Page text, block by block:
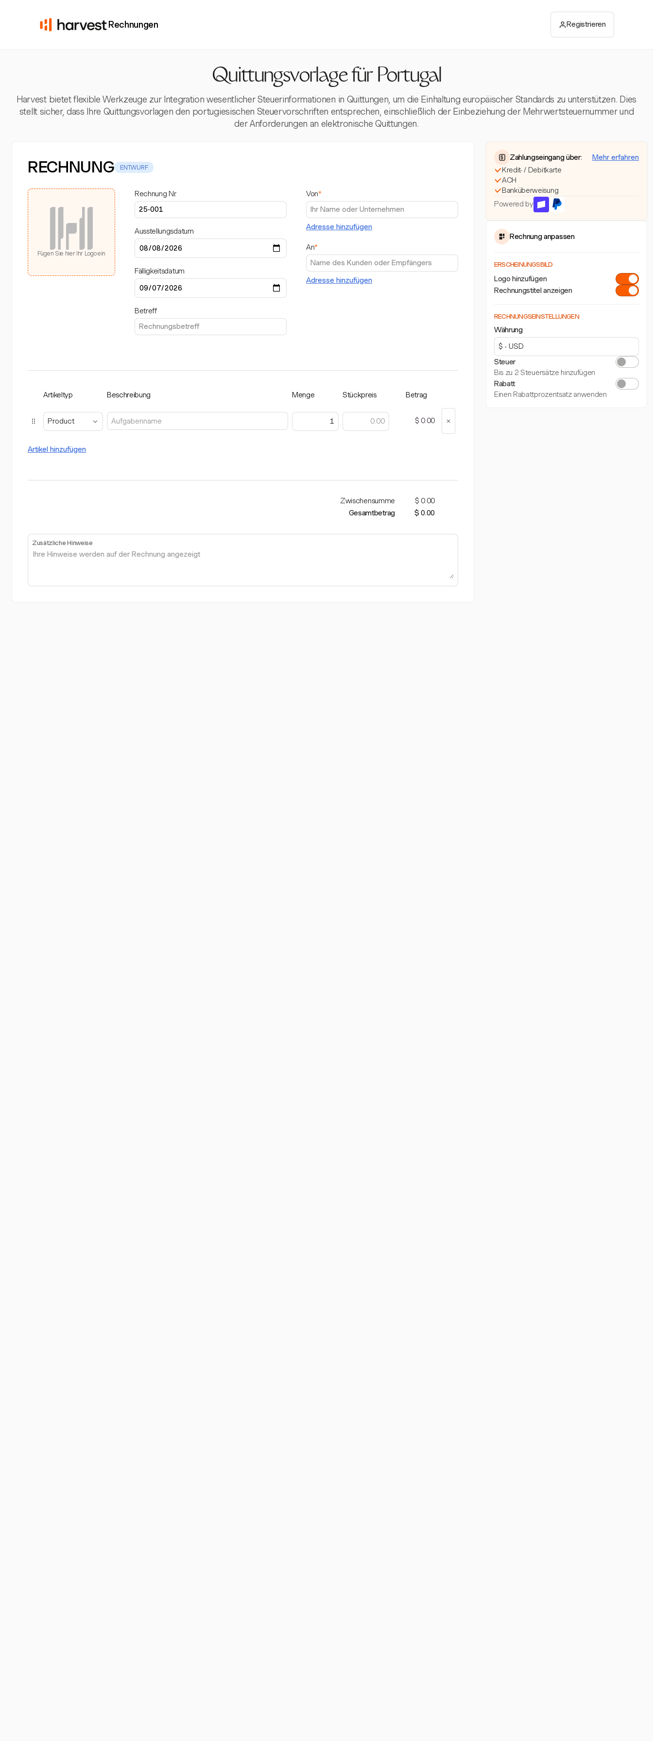
Rechnungen Registrieren
Quittungsvorlage für Portugal
Harvest bietet flexible Werkzeuge zur Integration wesentlicher Steuerinformationen in Quittungen, um die Einhaltung europäischer Standards zu unterstützen. Dies
stellt sicher, dass Ihre Quittungsvorlagen den portugiesischen Steuervorschriften entsprechen, einschließlich der Einbeziehung der Mehrwertsteuernummer und
der Anforderungen an elektronische Quittungen.
RECHNUNG ENTWURF
Fügen Sie hier Ihr Logo ein
Rechnung Nr.
Ausstellungsdatum
Fälligkeitsdatum
Betreff
Von*
Adresse hinzufügen
An*
Adresse hinzufügen
Artikeltyp Beschreibung Menge Stückpreis Betrag
Product $ 0.00
Artikel hinzufügen
Zwischensumme
$ 0.00
Gesamtbetrag
$ 0.00
Zusätzliche Hinweise
Zahlungseingang über:
Mehr erfahren
Kredit- / Debitkarte
ACH
Banküberweisung
Powered by
Rechnung anpassen
ERSCHEINUNGSBILD
Logo hinzufügen
Rechnungstitel anzeigen
RECHNUNGSEINSTELLUNGEN
Währung
Steuer
Bis zu 2 Steuersätze hinzufügen
Rabatt
Einen Rabattprozentsatz anwenden